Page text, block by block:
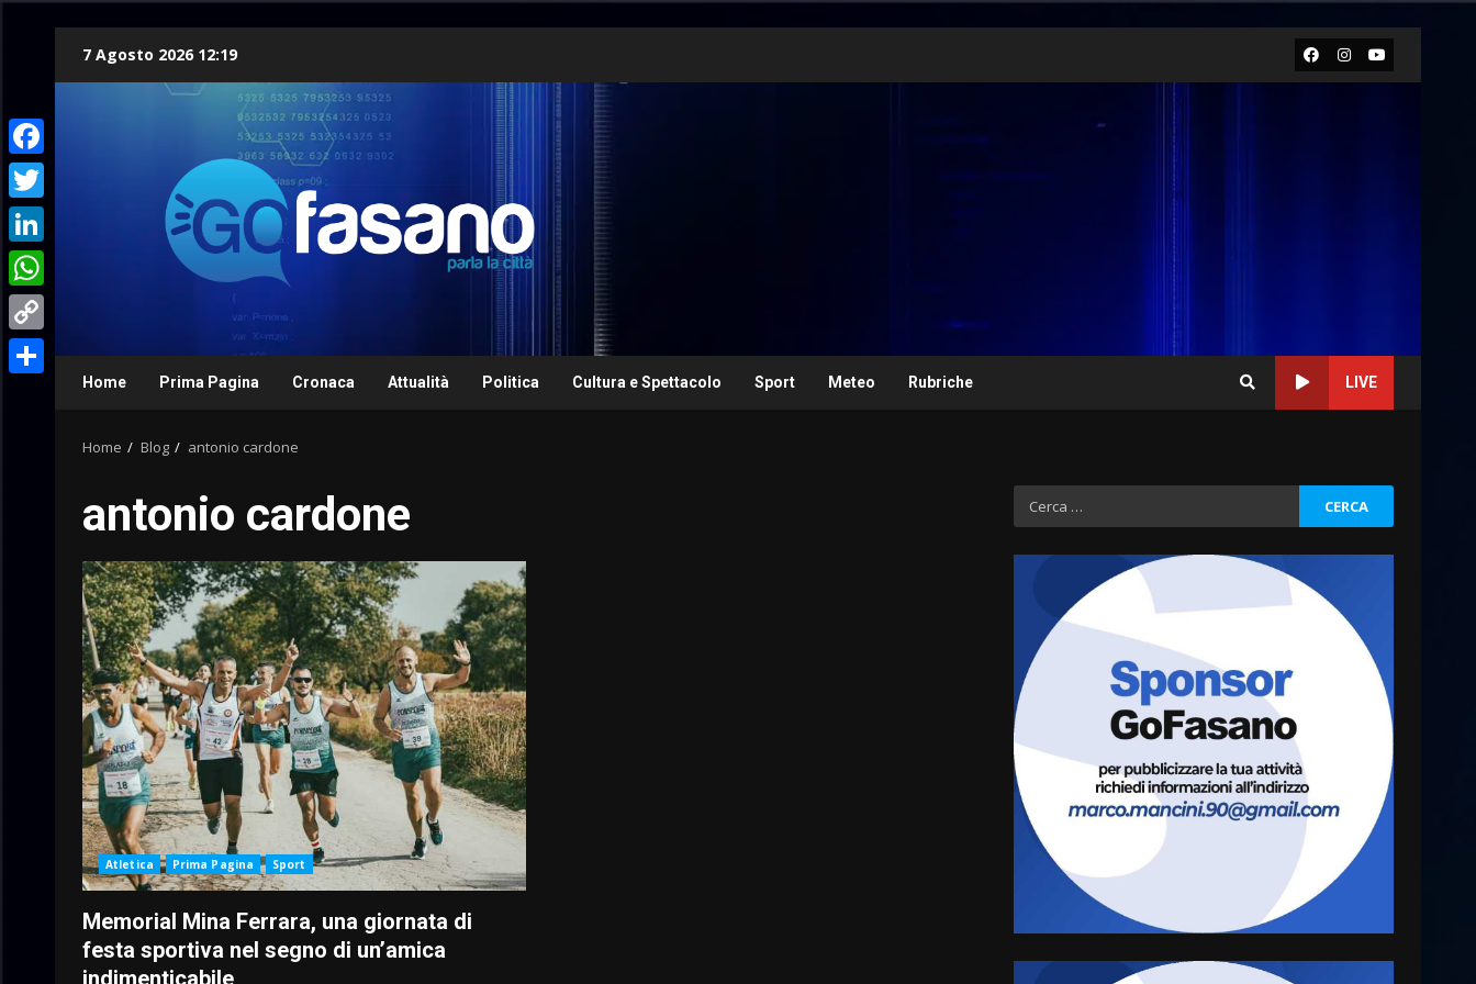
7 Agosto 2026 12:19 Facebook
Instagram
Youtube
Home Prima Pagina Cronaca Attualità Politica Cultura e Spettacolo Sport Meteo Rubriche LIVE
Home Blog antonio cardone
antonio cardone
Atletica Prima Pagina Sport
Memorial Mina Ferrara, una giornata di
festa sportiva nel segno di un’amica
indimenticabile
Ricerca
per:
Fasanese ferito a colpi di
arma da fuoco
6 Agosto 2026 18:13
4
Carta d’identità: continua il
piano di aperture
straordinarie del Comune di
Fasano
6 Agosto 2026 14:16
5
Grazia Neglia, coordinatrice
cittadina di Fratelli d’Italia,
pronta a tornare in Consiglio
6 Agosto 2026 08:00
Facebook
Twitter
LinkedIn
WhatsApp
Copy